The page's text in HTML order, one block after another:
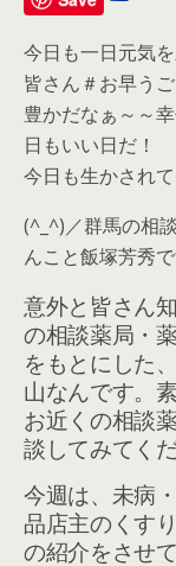
今日も一日元気を
皆さん＃お早うご
豊かだなぁ～～
日もいい日だ！
今日も生かされ
(^_^)／群馬の相
んこと飯塚芳秀で
意外と皆さん
の相談薬局・
をもとにした
山なんです。
お近くの相談
談してみてく
今週は、未病
品店主のくす
の紹介をさせ